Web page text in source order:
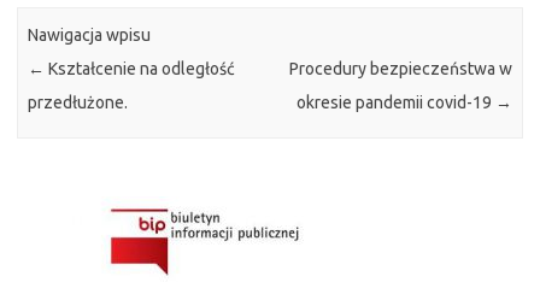
Nawigacja wpisu
← Kształcenie na odległość
przedłużone.
Procedury bezpieczeństwa w
okresie pandemii covid-19 →